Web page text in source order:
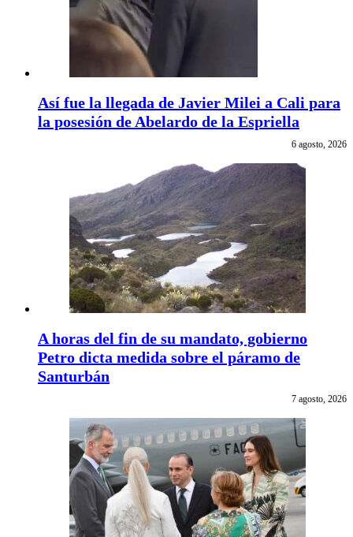
Así fue la llegada de Javier Milei a Cali para
la posesión de Abelardo de la Espriella
6 agosto, 2026
A horas del fin de su mandato, gobierno
Petro dicta medida sobre el páramo de
Santurbán
7 agosto, 2026